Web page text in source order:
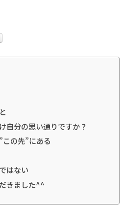
自分の思い通りですか？
の先”にある
はない
きました^^